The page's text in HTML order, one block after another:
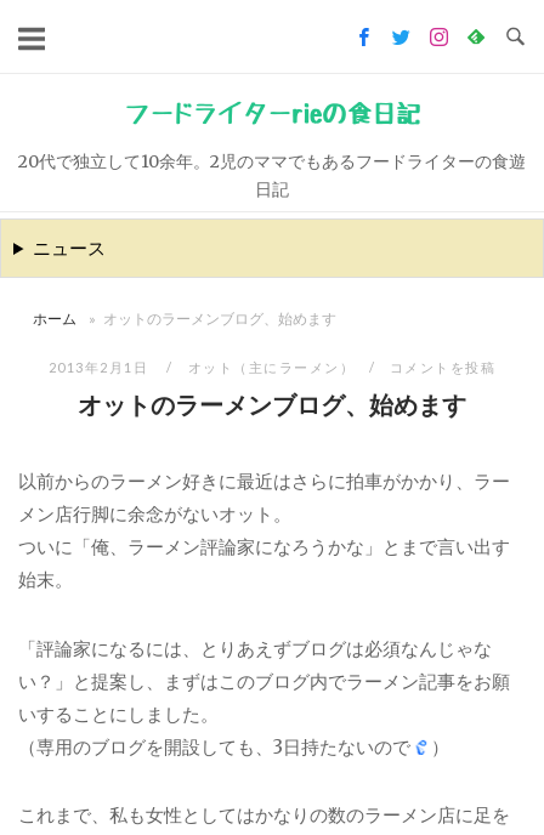
キ
ッ
フードライターrieの食日記
20代で独立して10余年。2児のママでもあるフードライターの食遊
日記
ニュース
ホーム » オットのラーメンブログ、始めます
2013年2月1日 オット（主にラーメン） コメントを投稿
オットのラーメンブログ、始めます
以前からのラーメン好きに最近はさらに拍車がかかり、ラー
メン店行脚に余念がないオット。
ついに「俺、ラーメン評論家になろうかな」とまで言い出す
始末。
「評論家になるには、とりあえずブログは必須なんじゃな
い？」と提案し、まずはこのブログ内でラーメン記事をお願
いすることにしました。
（専用のブログを開設しても、3日持たないので
）
これまで、私も女性としてはかなりの数のラーメン店に足を